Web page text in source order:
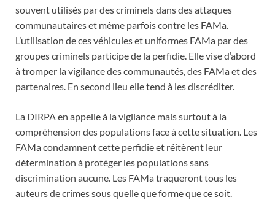
souvent utilisés par des criminels dans des attaques
communautaires et même parfois contre les FAMa.
L’utilisation de ces véhicules et uniformes FAMa par des
groupes criminels participe de la perfidie. Elle vise d‘abord
à tromper la vigilance des communautés, des FAMa et des
partenaires. En second lieu elle tend à les discréditer.
La DIRPA en appelle à la vigilance mais surtout à la
compréhension des populations face à cette situation. Les
FAMa condamnent cette perfidie et réitèrent leur
détermination à protéger les populations sans
discrimination aucune. Les FAMa traqueront tous les
auteurs de crimes sous quelle que forme que ce soit.